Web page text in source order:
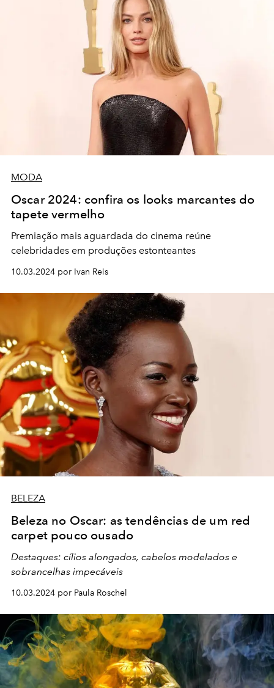
MODA
Oscar 2024: confira os looks marcantes do
tapete vermelho
Premiação mais aguardada do cinema reúne
celebridades em produções estonteantes
10.03.2024 por Ivan Reis
BELEZA
Beleza no Oscar: as tendências de um red
carpet pouco ousado
Destaques: cílios alongados, cabelos modelados e
sobrancelhas impecáveis
10.03.2024 por Paula Roschel